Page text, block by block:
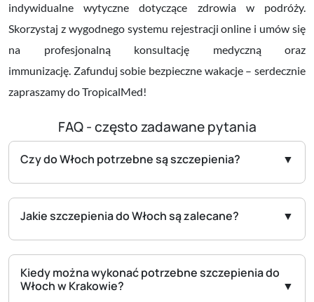
indywidualne wytyczne dotyczące zdrowia w podróży.
Skorzystaj z wygodnego systemu rejestracji online i umów się
na profesjonalną konsultację medyczną oraz
immunizację. Zafunduj sobie bezpieczne wakacje – serdecznie
zapraszamy do TropicalMed!
FAQ - często zadawane pytania
Czy do Włoch potrzebne są szczepienia?
Jakie szczepienia do Włoch są zalecane?
Kiedy można wykonać potrzebne szczepienia do
Włoch w Krakowie?